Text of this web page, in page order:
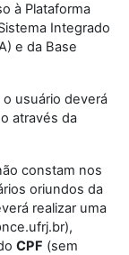
à Plataforma
Integrado
e da Base
o usuário deverá
através da
constam nos
oriundos da
realizar uma
CPF (sem